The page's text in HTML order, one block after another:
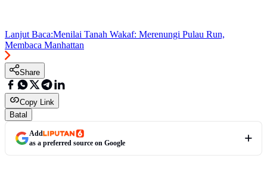
Lanjut Baca:Menilai Tanah Wakaf: Merenungi Pulau Run,
Membaca Manhattan
Share
Copy Link
Batal
Add
as a preferred source on Google